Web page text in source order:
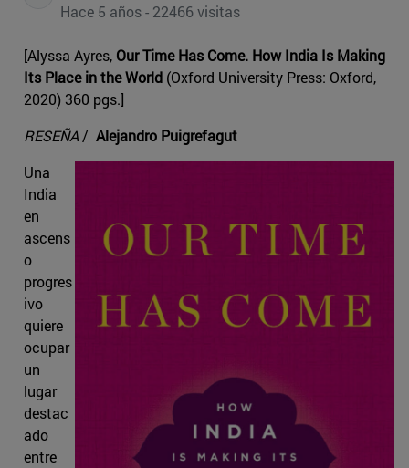
Hace 5 años - 22466 visitas
[Alyssa Ayres, Our Time Has Come. How India Is Making
Its Place in the World (Oxford University Press: Oxford,
2020) 360 pgs.]
RESEÑA/ Alejandro Puigrefagut
Una
India
en
ascens
o
progres
ivo
quiere
ocupar
un
lugar
destac
ado
entre